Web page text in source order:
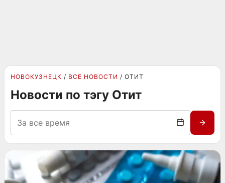
НОВОКУЗНЕЦК ВСЕ НОВОСТИ ОТИТ
Новости по тэгу Отит